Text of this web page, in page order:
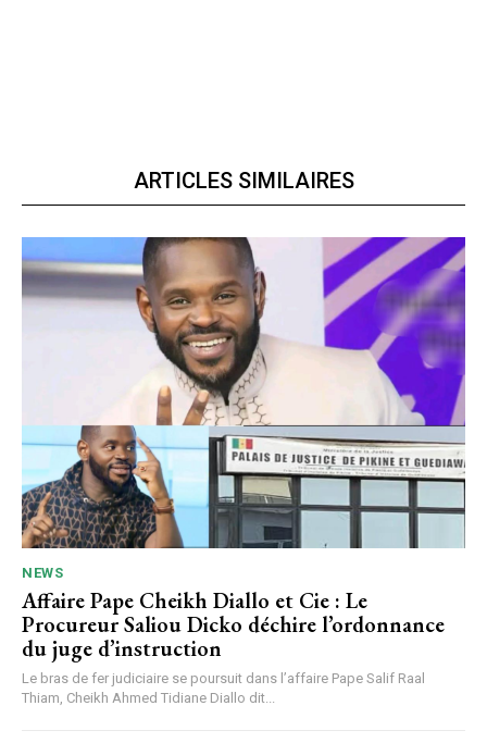
ARTICLES SIMILAIRES
NEWS
Affaire Pape Cheikh Diallo et Cie : Le
Procureur Saliou Dicko déchire l’ordonnance
du juge d’instruction
Le bras de fer judiciaire se poursuit dans l’affaire Pape Salif Raal
Thiam, Cheikh Ahmed Tidiane Diallo dit...